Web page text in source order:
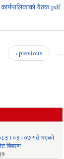
वैठक.pdf
‹ previous …
गते भएको
बिबरण